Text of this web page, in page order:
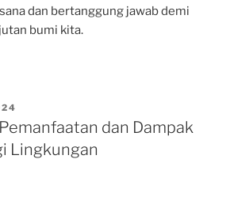
dan bertanggung jawab demi
bumi kita.
dan Dampak
Lingkungan